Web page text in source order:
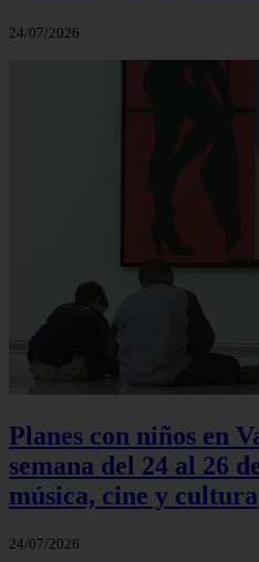
24/07/2026
Planes con niños en
semana del 24 al 26
música, cine y cultura
24/07/2026